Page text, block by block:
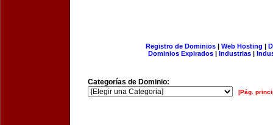
Registro de Dominios| Web Hosting |
Dominios Expirados | Industrias |
Categorías de Dominio:
[Pág.